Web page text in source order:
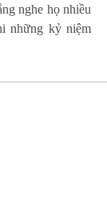
nghe họ nhiều
những kỷ niệm